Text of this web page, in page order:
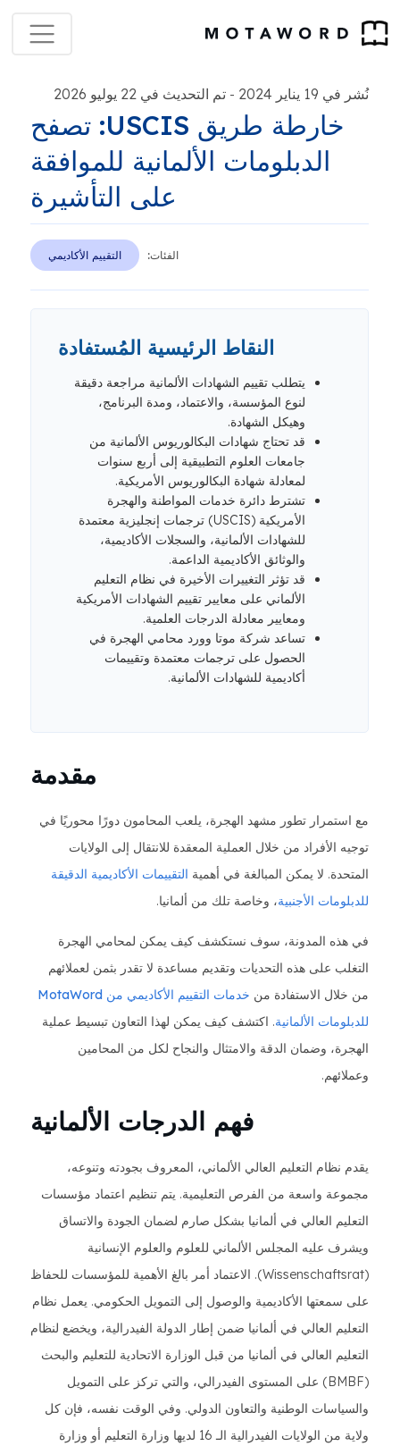
نُشر في 19 يناير 2024 - تم التحديث في 22 يوليو 2026
خارطة طريق USCIS: تصفح
الدبلومات الألمانية للموافقة
على التأشيرة
الفئات: التقييم الأكاديمي
النقاط الرئيسية المُستفادة
يتطلب تقييم الشهادات الألمانية مراجعة دقيقة
لنوع المؤسسة، والاعتماد، ومدة البرنامج،
وهيكل الشهادة.
قد تحتاج شهادات البكالوريوس الألمانية من
جامعات العلوم التطبيقية إلى أربع سنوات
لمعادلة شهادة البكالوريوس الأمريكية.
تشترط دائرة خدمات المواطنة والهجرة
الأمريكية (USCIS) ترجمات إنجليزية معتمدة
للشهادات الألمانية، والسجلات الأكاديمية،
والوثائق الأكاديمية الداعمة.
قد تؤثر التغييرات الأخيرة في نظام التعليم
الألماني على معايير تقييم الشهادات الأمريكية
ومعايير معادلة الدرجات العلمية.
تساعد شركة موتا وورد محامي الهجرة في
الحصول على ترجمات معتمدة وتقييمات
أكاديمية للشهادات الألمانية.
مقدمة
مع استمرار تطور مشهد الهجرة، يلعب المحامون دورًا محوريًا في
توجيه الأفراد من خلال العملية المعقدة للانتقال إلى الولايات
المتحدة. لا يمكن المبالغة في أهمية التقييمات الأكاديمية الدقيقة
للدبلومات الأجنبية، وخاصة تلك من ألمانيا.
في هذه المدونة، سوف نستكشف كيف يمكن لمحامي الهجرة
التغلب على هذه التحديات وتقديم مساعدة لا تقدر بثمن لعملائهم
من خلال الاستفادة من
خدمات التقييم الأكاديمي من MotaWord
للدبلومات الألمانية. اكتشف كيف يمكن لهذا التعاون تبسيط عملية
الهجرة، وضمان الدقة والامتثال والنجاح لكل من المحامين
وعملائهم.
فهم الدرجات الألمانية
يقدم نظام التعليم العالي الألماني، المعروف بجودته وتنوعه،
مجموعة واسعة من الفرص التعليمية. يتم تنظيم اعتماد مؤسسات
التعليم العالي في ألمانيا بشكل صارم لضمان الجودة والاتساق
ويشرف عليه المجلس الألماني للعلوم والعلوم الإنسانية
(Wissenschaftsrat). الاعتماد أمر بالغ الأهمية للمؤسسات للحفاظ
على سمعتها الأكاديمية والوصول إلى التمويل الحكومي. يعمل نظام
التعليم العالي في ألمانيا ضمن إطار الدولة الفيدرالية، ويخضع لنظام
التعليم العالي في ألمانيا من قبل الوزارة الاتحادية للتعليم والبحث
(BMBF) على المستوى الفيدرالي، والتي تركز على التمويل
والسياسات الوطنية والتعاون الدولي. وفي الوقت نفسه، فإن كل
ولاية من الولايات الفيدرالية الـ 16 لديها وزارة التعليم أو وزارة